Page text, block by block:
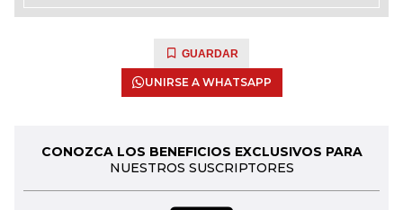
GUARDAR
UNIRSE A WHATSAPP
CONOZCA LOS BENEFICIOS EXCLUSIVOS PARA
NUESTROS SUSCRIPTORES